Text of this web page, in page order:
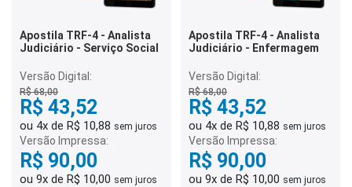
Apostila TRF-4 - Analista
Judiciário - Serviço Social
Versão Digital:
R$ 68,00
R$ 43,52
ou 4x de R$ 10,88 sem juros
Versão Impressa:
R$ 90,00
ou 9x de R$ 10,00 sem juros
Apostila TRF-4 - Analista
Judiciário - Enfermagem
Versão Digital:
R$ 68,00
R$ 43,52
ou 4x de R$ 10,88 sem juros
Versão Impressa:
R$ 90,00
ou 9x de R$ 10,00 sem juros